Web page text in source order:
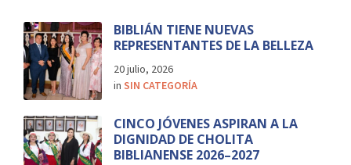
BIBLIÁN TIENE NUEVAS
REPRESENTANTES DE LA BELLEZA
20 julio, 2026
in SIN CATEGORÍA
CINCO JÓVENES ASPIRAN A LA
DIGNIDAD DE CHOLITA
BIBLIANENSE 2026–2027